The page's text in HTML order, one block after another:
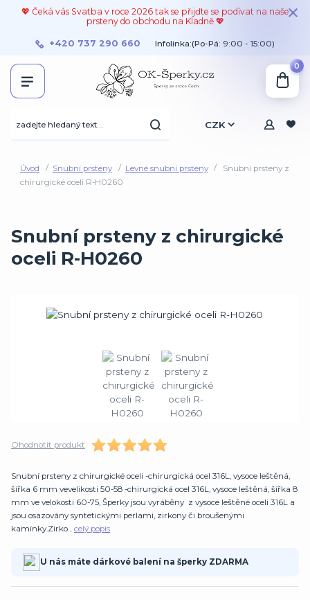
💖 Čeká vás Svatba v roce 2026 tak se přijďte se podívat na naše
prsteny do obchodu na Kladně 💖
CZK
+420 737 290 660 Infolinka:(Po-Pá: 9:00 - 15:00)
0
Úvod Snubní prsteny Levné snubní prsteny
Snubní prsteny z
chirurgické oceli R-H0260
Snubní prsteny z chirurgické
oceli R-H0260
Ohodnotit produkt
Snubní prsteny z chirurgické oceli -chirurgická ocel 316L, vysoce leštěná,
šířka 6 mm vevelikosti 50-58 -chirurgická ocel 316L, vysoce leštěná, šířka 8
mm ve velokosti 60-75, Šperky jsou vyráběny z vysoce leštěné oceli 316L a
jsou osazovány syntetickými perlami, zirkony či broušenými
kamínky.Zirko... celý popis
U nás máte dárkové balení na šperky ZDARMA